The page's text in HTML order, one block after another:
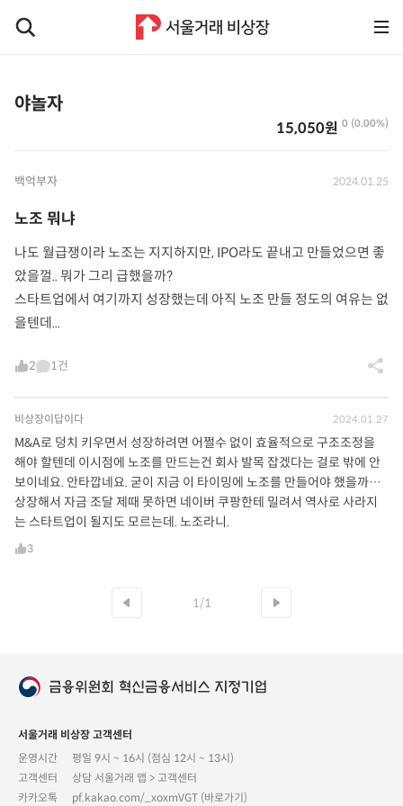
야놀자
0 (0.00%)
15,050원
백억부자 2024.01.25
노조 뭐냐
나도 월급쟁이라 노조는 지지하지만, IPO라도 끝내고 만들었으면 좋
았을껄.. 뭐가 그리 급했을까?
스타트업에서 여기까지 성장했는데 아직 노조 만들 정도의 여유는 없
을텐데...
2 1건
비상장이답이다 2024.01.27
M&A로 덩치 키우면서 성장하려면 어쩔수 없이 효율적으로 구조조정을
해야 할텐데 이시점에 노조를 만드는건 회사 발목 잡겠다는 걸로 밖에 안
보이네요. 안타깝네요. 굳이 지금 이 타이밍에 노조를 만들어야 했을까…
상장해서 자금 조달 제때 못하면 네이버 쿠팡한테 밀려서 역사로 사라지
는 스타트업이 될지도 모르는데. 노조라니.
3
1/1
서울거래 비상장 고객센터
운영시간
평일 9시 ~ 16시 (점심 12시 ~ 13시)
고객센터
상담 서울거래 앱 > 고객센터
카카오톡
pf.kakao.com/_xoxmVGT (바로가기)